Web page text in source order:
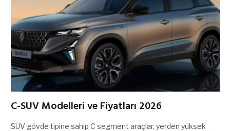
C-SUV Modelleri ve Fiyatları 2026
SUV gövde tipine sahip C segment araçlar, yerden yüksek